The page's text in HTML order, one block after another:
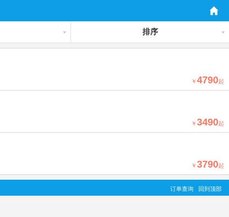
排序
￥ 4790起
￥ 3490起
￥ 3790起
回到顶部
订单查询